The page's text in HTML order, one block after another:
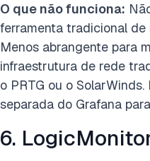
O que não funciona:
ferramenta tradicional
Menos abrangente para
infraestrutura de rede
o PRTG ou o
separada do Grafana
6.